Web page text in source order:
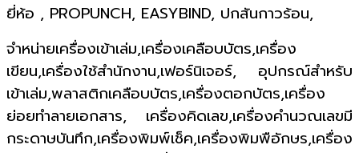
ยี่ห้อ , PROPUNCH, EASYBIND, ปกสันกาวร้อน,
จำหน่ายเครื่องเข้าเล่ม,เครื่องเคลือบบัตร,เครื่อง
เขียน,เครื่องใช้สำนักงาน,เฟอร์นิเจอร์, อุปกรณ์สำหรับ
เข้าเล่ม,พลาสติกเคลือบบัตร,เครื่องตอกบัตร,เครื่อง
ย่อยทำลายเอกสาร, เครื่องคิดเลข,เครื่องคำนวณเลขมี
กระดาษบันทึก,เครื่องพิมพ์เช็ค,เครื่องพิมพือักษร,เครื่อง